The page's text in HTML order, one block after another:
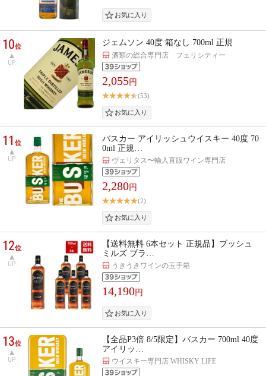
10位
UP
ジェムソン 40度 箱なし 700ml 正規
酒類の総合専門店 フェリシティー
2,055円
(53)
11位
UP
バスカー アイリッシュウイスキー 40度 70
0ml 正規…
ヴェリタス〜輸入直販ワイン専門店
2,280円
(2)
12位
UP
【送料無料 6本セット 正規品】ブッシュ
ミルズ ブラ…
うきうきワインの玉手箱
14,190円
13位
UP
【全品P3倍 8/5限定】バスカー 700ml 40度
アイリッ…
ウイスキー専門店 WHISKY LIFE